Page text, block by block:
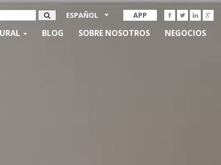
APP
ESPAÑOL
BLOG SOBRE NOSOTROS NEGOCIOS